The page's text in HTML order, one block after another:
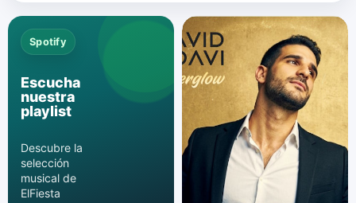
Spotify
Escucha
nuestra
playlist
Descubre la
selección
musical de
ElFiesta